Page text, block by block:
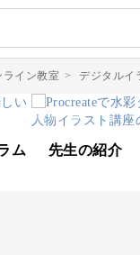
ライン教室 > デジタルイ
ム 先生の紹介